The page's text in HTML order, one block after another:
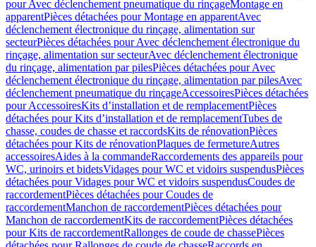
pour Avec déclenchement pneumatique du rinçageMontage en
apparentPièces détachées pour Montage en apparentAvec
déclenchement électronique du rinçage, alimentation sur
secteurPièces détachées pour Avec déclenchement électronique du
rinçage, alimentation sur secteurAvec déclenchement électronique
du rinçage, alimentation par pilesPièces détachées pour Avec
déclenchement électronique du rinçage, alimentation par pilesAvec
déclenchement pneumatique du rinçageAccessoiresPièces détachées
pour AccessoiresKits d’installation et de remplacementPièces
détachées pour Kits d’installation et de remplacementTubes de
chasse, coudes de chasse et raccordsKits de rénovationPièces
détachées pour Kits de rénovationPlaques de fermetureAutres
accessoiresAides à la commandeRaccordements des appareils pour
WC, urinoirs et bidetsVidages pour WC et vidoirs suspendusPièces
détachées pour Vidages pour WC et vidoirs suspendusCoudes de
raccordementPièces détachées pour Coudes de
raccordementManchon de raccordementPièces détachées pour
Manchon de raccordementKits de raccordementPièces détachées
pour Kits de raccordementRallonges de coude de chassePièces